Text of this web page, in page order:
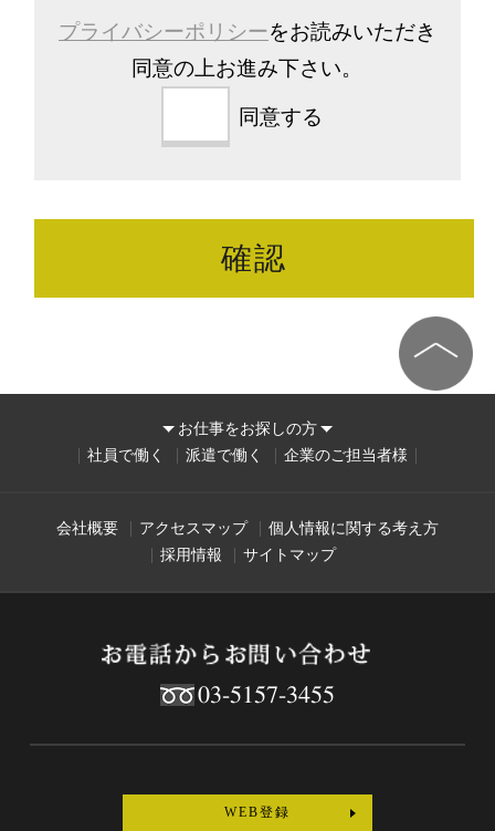
プライバシーポリシーをお読みいただき
同意の上お進み下さい。
同意する
お仕事をお探しの方
社員で働く
派遣で働く 企業のご担当者様
会社概要 アクセスマップ
個人情報に関する考え方
採用情報
サイトマップ
03-5157-3455
WEB登録